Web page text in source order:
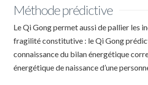
Méthode prédictive
Le Qi Gong permet aussi de pallier les
fragilité constitutive : le Qi Gong
connaissance du bilan énergétique
énergétique de naissance d’une